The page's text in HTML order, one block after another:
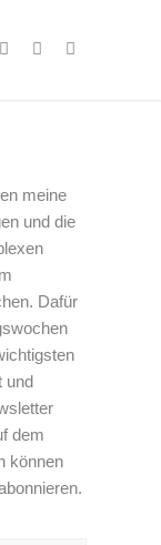
meine
und die
Dafür
und
dem
können